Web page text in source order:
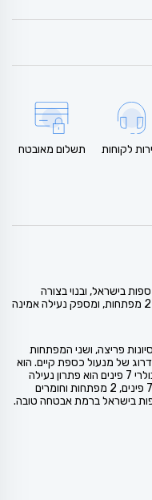
לקוחות תשלום מאובטח
לרוב הכספות בישראל, ובנוי בצורה
איכותית עם חומרים עמידים. המנעול מגיע עם 2 מפתחות, ומספק נעילה אמינה
ניסיונות פריצה, ושני המפתחות
של מנעול כספת קיים. הוא
מתאים לכספות ביתיות ועסקיות. המנעול הטובולרי 7 פינים הוא פתרון נעילה
איכותי ואמין לכספות, המשלב מנגנון טובולרי, 7 פינים, 2 מפתחות וחומרים
בישראל ברמת אבטחה טובה.